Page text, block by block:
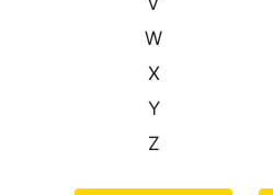
W
X
Y
Z